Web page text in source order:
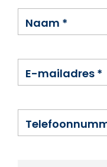
Naam *
E-mailadres *